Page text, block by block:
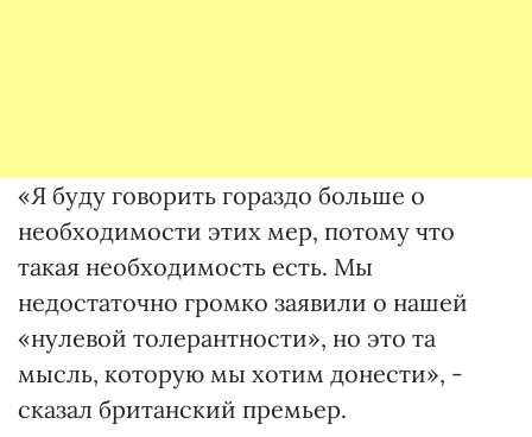
«Я буду говорить гораздо больше о
необходимости этих мер, потому что
такая необходимость есть. Мы
недостаточно громко заявили о нашей
«нулевой толерантности», но это та
мысль, которую мы хотим донести», -
сказал британский премьер.